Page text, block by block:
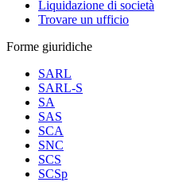
Liquidazione di società
Trovare un ufficio
Forme giuridiche
SARL
SARL-S
SA
SAS
SCA
SNC
SCS
SCSp